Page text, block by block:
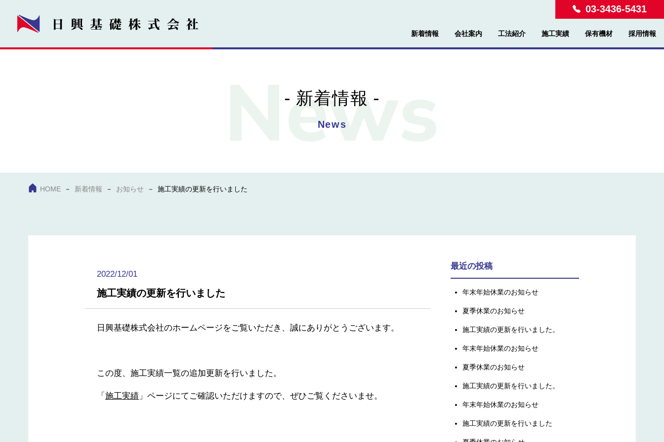
新着情報 会社案内 工法紹介 施工実績 保有機材 採用情報
03-3436-5431
新着情報
News
HOME 新着情報 お知らせ 施工実績の更新を行いました
2022/12/01
施工実績の更新を行いました
日興基礎株式会社のホームページをご覧いただき、誠にありがとうございます。
この度、施工実績一覧の追加更新を行いました。
「 施工実績 」ページにてご確認いただけますので、ぜひご覧くださいませ。
最近の投稿
年末年始休業のお知らせ
夏季休業のお知らせ
施工実績の更新を行いました。
年末年始休業のお知らせ
夏季休業のお知らせ
施工実績の更新を行いました。
年末年始休業のお知らせ
施工実績の更新を行いました